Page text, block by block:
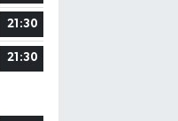
21:30
21:30